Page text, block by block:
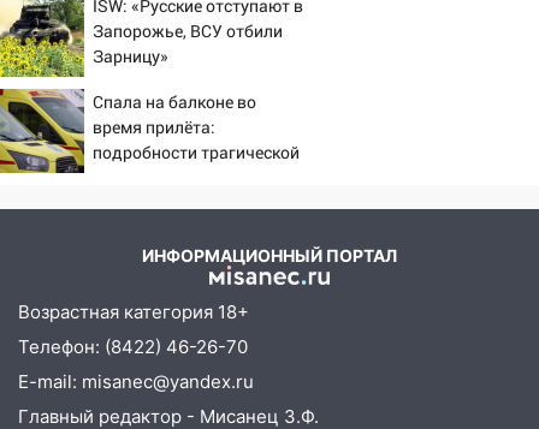
деревья в парке «Победы»
18:00
Пепелище на Балтийской: в
Заволжье ульяновские спасатели
ликвидировали крупный пожар
17:15
Прогноз погоды на 10 августа в
Ульяновской области
16:00
Волге пропал известный блогер: нужна
помощь в поисках
15:28 Соцсети: на «Ауди» упало дерево
в Новом городе
15:12 В Ульяновске выгорела кухня в
многоэтажке
ISW: «Русские отступают в
Запорожье, ВСУ отбили
Зарницу»
Спала на балконе во
время прилёта:
подробности трагической
ИНФОРМАЦИОННЫЙ ПОРТАЛ
Возрастная категория 18+
Телефон: (8422) 46-26-70
E-mail: misanec@yandex.ru
Главный редактор - Мисанец З.Ф.